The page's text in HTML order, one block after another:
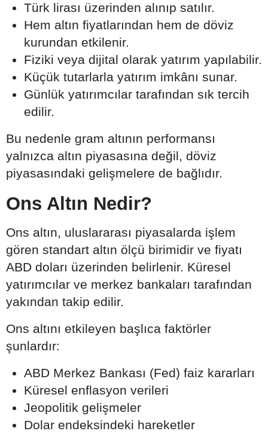
Türk lirası üzerinden alınıp satılır.
Hem altın fiyatlarından hem de döviz
kurundan etkilenir.
Fiziki veya dijital olarak yatırım yapılabilir.
Küçük tutarlarla yatırım imkânı sunar.
Günlük yatırımcılar tarafından sık tercih
edilir.
Bu nedenle gram altının performansı
yalnızca altın piyasasına değil, döviz
piyasasındaki gelişmelere de bağlıdır.
Ons Altın Nedir?
Ons altın, uluslararası piyasalarda işlem
gören standart altın ölçü birimidir ve fiyatı
ABD doları üzerinden belirlenir. Küresel
yatırımcılar ve merkez bankaları tarafından
yakından takip edilir.
Ons altını etkileyen başlıca faktörler
şunlardır:
ABD Merkez Bankası (Fed) faiz kararları
Küresel enflasyon verileri
Jeopolitik gelişmeler
Dolar endeksindeki hareketler